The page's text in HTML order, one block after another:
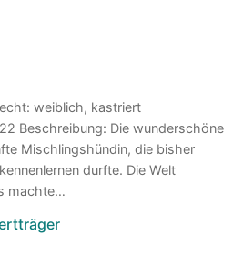
weiblich, kastriert
Beschreibung: Die wunderschöne
Mischlingshündin, die bisher
durfte. Die Welt
machte…